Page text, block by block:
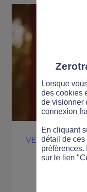
VÉLO
Lorsque
des cookies
de visionner
connexion
En cliquant
détail de
préférences.
sur le lien